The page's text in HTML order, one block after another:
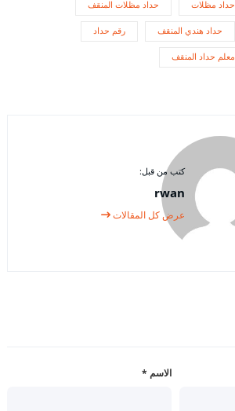
حداد مظلات حداد مظلات المنقف
حداد هندي المنقف رقم حداد
معلم حداد المنقف
كتب من قبل:
rwan
عرض كل المقالات
الاسم *